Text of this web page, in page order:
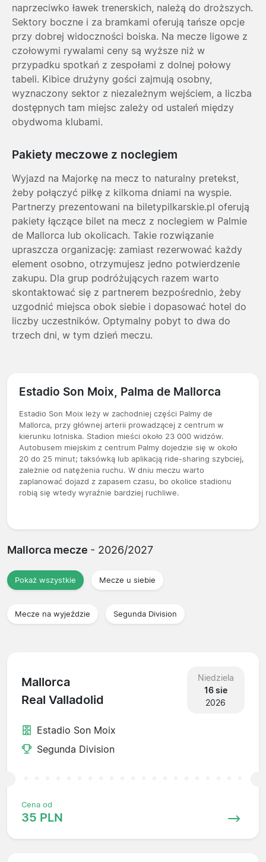
naprzeciwko ławek trenerskich, należą do droższych.
Sektory boczne i za bramkami oferują tańsze opcje
przy dobrej widoczności boiska. Na mecze ligowe z
czołowymi rywalami ceny są wyższe niż w
przypadku spotkań z zespołami z dolnej połowy
tabeli. Kibice drużyny gości zajmują osobny,
wyznaczony sektor z niezależnym wejściem, a liczba
dostępnych tam miejsc zależy od ustaleń między
obydwoma klubami.
Pakiety meczowe z noclegiem
Wyjazd na Majorkę na mecz to naturalny pretekst,
żeby połączyć piłkę z kilkoma dniami na wyspie.
Partnerzy prezentowani na biletypilkarskie.pl oferują
pakiety łączące bilet na mecz z noclegiem w Palmie
de Mallorca lub okolicach. Takie rozwiązanie
upraszcza organizację: zamiast rezerwować każdy
element osobno, otrzymujesz jedno potwierdzenie
zakupu. Dla grup podróżujących razem warto
skontaktować się z partnerem bezpośrednio, żeby
uzgodnić miejsca obok siebie i dopasować hotel do
liczby uczestników. Optymalny pobyt to dwa do
trzech dni, w tym dzień meczu.
Estadio Son Moix, Palma de Mallorca
Estadio Son Moix leży w zachodniej części Palmy de
Mallorca, przy głównej arterii prowadzącej z centrum w
kierunku lotniska. Stadion mieści około 23 000 widzów.
Autobusem miejskim z centrum Palmy dojedzie się w około
20 do 25 minut; taksówką lub aplikacją ride-sharing szybciej,
zależnie od natężenia ruchu. W dniu meczu warto
zaplanować dojazd z zapasem czasu, bo okolice stadionu
robią się wtedy wyraźnie bardziej ruchliwe.
Mallorca mecze - 2026/2027
Pokaż wszystkie Mecze u siebie
Mecze na wyjeździe Segunda Division
Mallorca
Real Valladolid
Niedziela
16 sie
2026
Estadio Son Moix
Segunda Division
Cena od
35 PLN